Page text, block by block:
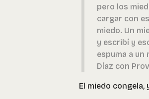
pero los
cargar con
miedo. Un
y escribí y
espuma a
Díaz con
El miedo